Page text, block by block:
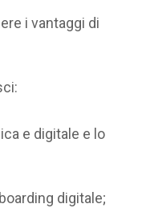
i vantaggi di
e digitale e lo
digitale;